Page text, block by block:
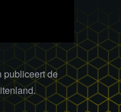
publiceert de